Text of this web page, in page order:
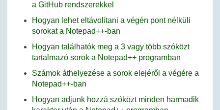
a GitHub rendszerekkel
Hogyan lehet eltávolítani a végén pont nélküli
sorokat a Notepad++-ban
Hogyan találhatók meg a 3 vagy több szóközt
tartalmazó sorok a Notepad++ programban
Számok áthelyezése a sorok elejéről a végére a
Notepad++-ban
Hogyan adjunk hozzá szóközt minden harmadik